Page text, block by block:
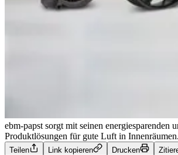
ebm-papst sorgt mit seinen energiesparenden
Produktlösungen für gute Luft in Innenräumen.
Teilen Link kopieren Drucken